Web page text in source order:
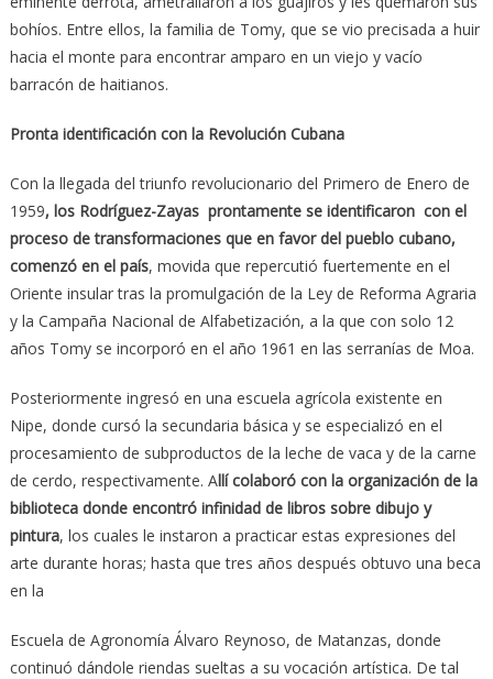
bohíos. Entre ellos, la familia de Tomy, que se vio precisada a huir
hacia el monte para encontrar amparo en un viejo y vacío
barracón de haitianos.
Pronta identificación con la Revolución Cubana
Con la llegada del triunfo revolucionario del Primero de Enero de
1959, los Rodríguez-Zayas prontamente se identificaron con el
proceso de transformaciones que en favor del pueblo cubano,
comenzó en el país, movida que repercutió fuertemente en el
Oriente insular tras la promulgación de la Ley de Reforma Agraria
y la Campaña Nacional de Alfabetización, a la que con solo 12
años Tomy se incorporó en el año 1961 en las serranías de Moa.
Posteriormente ingresó en una escuela agrícola existente en
Nipe, donde cursó la secundaria básica y se especializó en el
procesamiento de subproductos de la leche de vaca y de la carne
de cerdo, respectivamente. Allí colaboró con la organización de la
biblioteca donde encontró infinidad de libros sobre dibujo y
pintura, los cuales le instaron a practicar estas expresiones del
arte durante horas; hasta que tres años después obtuvo una beca
en la
Escuela de Agronomía Álvaro Reynoso, de Matanzas, donde
continuó dándole riendas sueltas a su vocación artística. De tal